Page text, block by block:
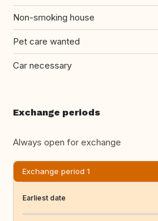
Non-smoking house
Pet care wanted
Car necessary
Exchange periods
Always open for exchange
Exchange period 1
Earliest date